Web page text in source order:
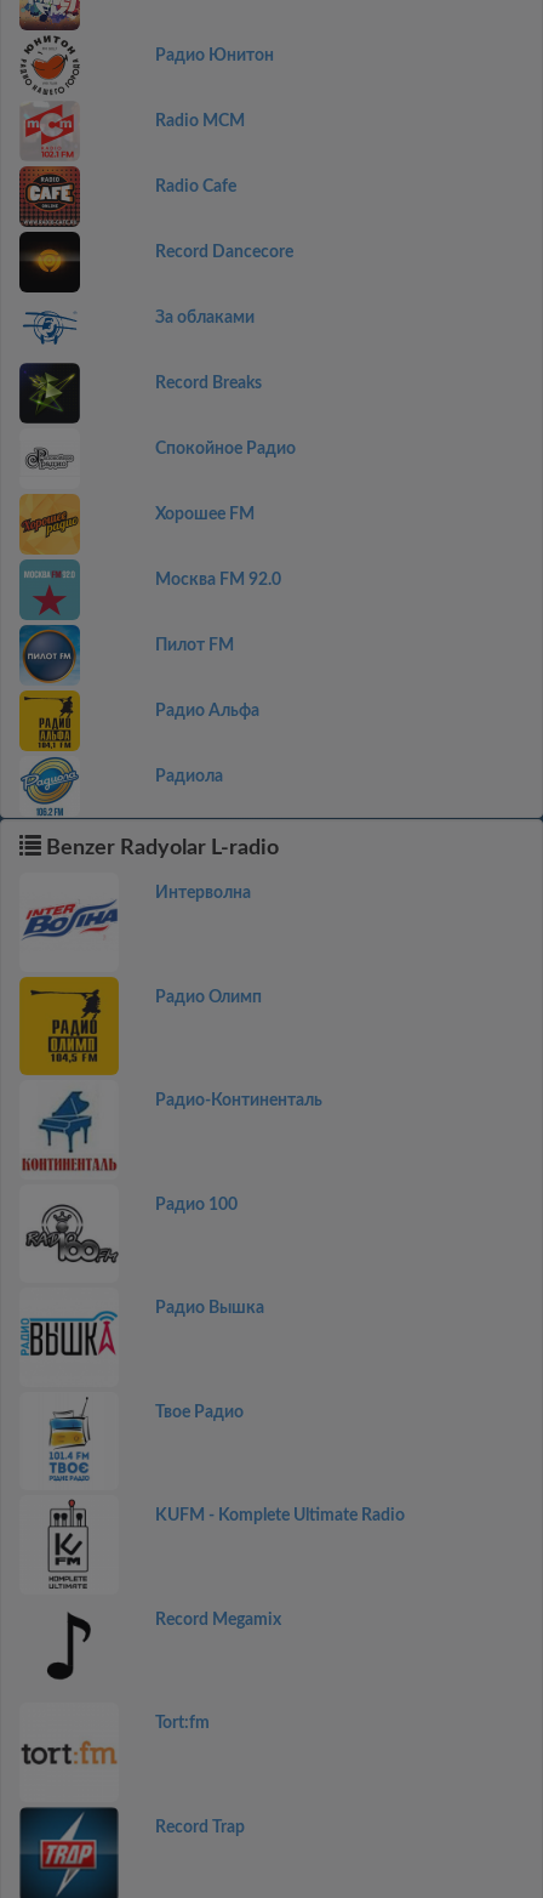
Радио Юнитон
Radio MCM
Radio Cafe
Record Dancecore
За облаками
Record Breaks
Спокойное Радио
Хорошее FM
Москва FM 92.0
Пилот FM
Радио Альфа
Радиола
Benzer Radyolar L-radio
Интерволна
Радио Олимп
Радио-Континенталь
Радио 100
Радио Вышка
Твое Радио
KUFM - Komplete Ultimate Radio
Record Megamix
Tort:fm
Record Trap